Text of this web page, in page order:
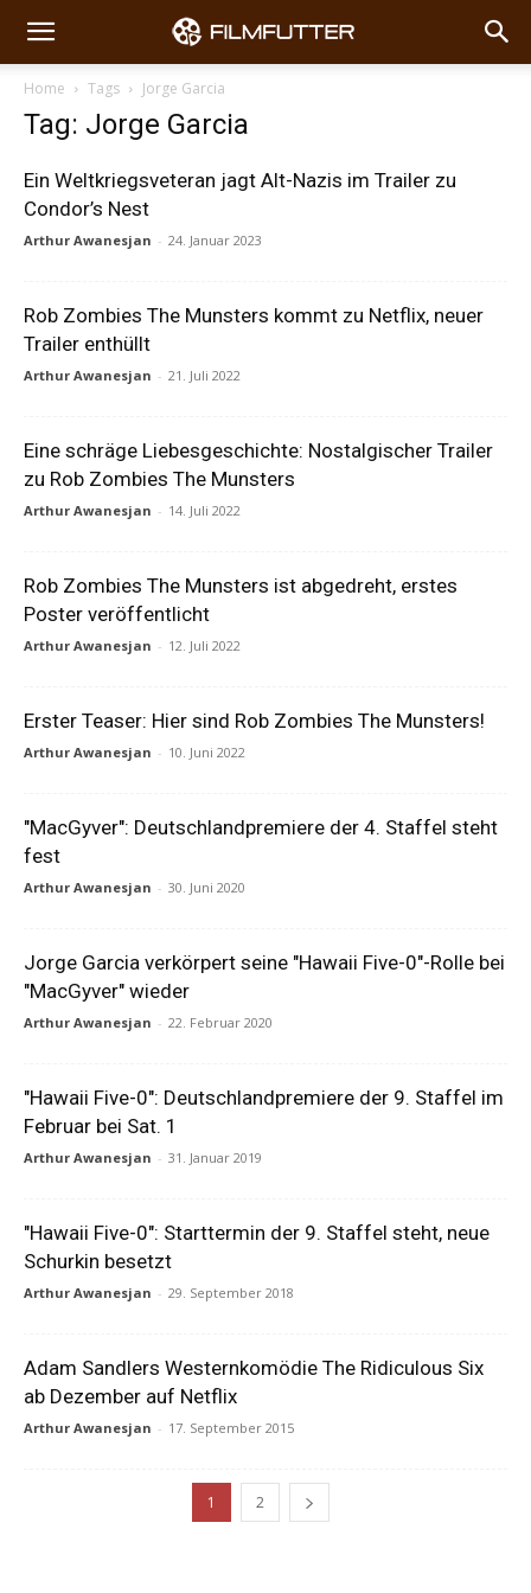
Home Tags Jorge Garcia
Tag: Jorge Garcia
Ein Weltkriegsveteran jagt Alt-Nazis im Trailer zu
Condor’s Nest
Arthur Awanesjan - 24. Januar 2023
Rob Zombies The Munsters kommt zu Netflix, neuer
Trailer enthüllt
Arthur Awanesjan - 21. Juli 2022
Eine schräge Liebesgeschichte: Nostalgischer Trailer
zu Rob Zombies The Munsters
Arthur Awanesjan - 14. Juli 2022
Rob Zombies The Munsters ist abgedreht, erstes
Poster veröffentlicht
Arthur Awanesjan - 12. Juli 2022
Erster Teaser: Hier sind Rob Zombies The Munsters!
Arthur Awanesjan - 10. Juni 2022
"MacGyver": Deutschlandpremiere der 4. Staffel steht
fest
Arthur Awanesjan - 30. Juni 2020
Jorge Garcia verkörpert seine "Hawaii Five-0"-Rolle bei
"MacGyver" wieder
Arthur Awanesjan - 22. Februar 2020
"Hawaii Five-0": Deutschlandpremiere der 9. Staffel im
Februar bei Sat. 1
Arthur Awanesjan - 31. Januar 2019
"Hawaii Five-0": Starttermin der 9. Staffel steht, neue
Schurkin besetzt
Arthur Awanesjan - 29. September 2018
Adam Sandlers Westernkomödie The Ridiculous Six
ab Dezember auf Netflix
Arthur Awanesjan - 17. September 2015
1 2